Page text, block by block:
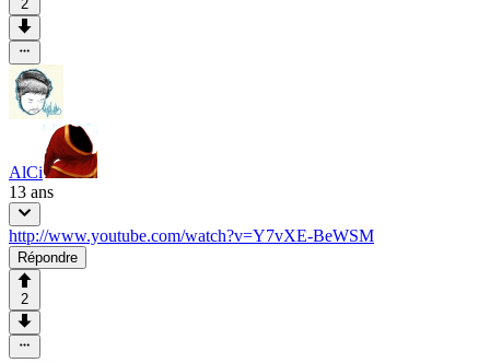
2
AlCi
13 ans
http://www.youtube.com/watch?v=Y7vXE-BeWSM
Répondre
2